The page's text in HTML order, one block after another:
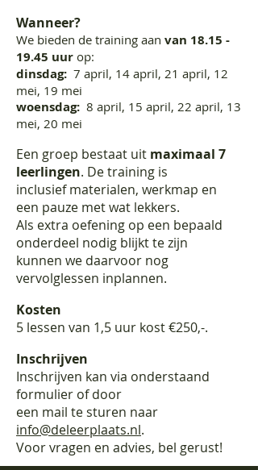
Wanneer?
We bieden de training aan van 18.15 -
19.45 uur op:
dinsdag: 7 april, 14 april, 21 april, 12
mei, 19 mei
woensdag: 8 april, 15 april, 22 april, 13
mei, 20 mei
Een groep bestaat uit maximaal 7
leerlingen. De training is
inclusief materialen, werkmap en
een pauze met wat lekkers.
Als extra oefening op een bepaald
onderdeel nodig blijkt te zijn
kunnen we daarvoor nog
vervolglessen inplannen.
Kosten
5 lessen van 1,5 uur kost €250,-.
Inschrijven
Inschrijven kan via onderstaand
formulier of door
een mail te sturen naar
info@deleerplaats.nl.
Voor vragen en advies, bel gerust!